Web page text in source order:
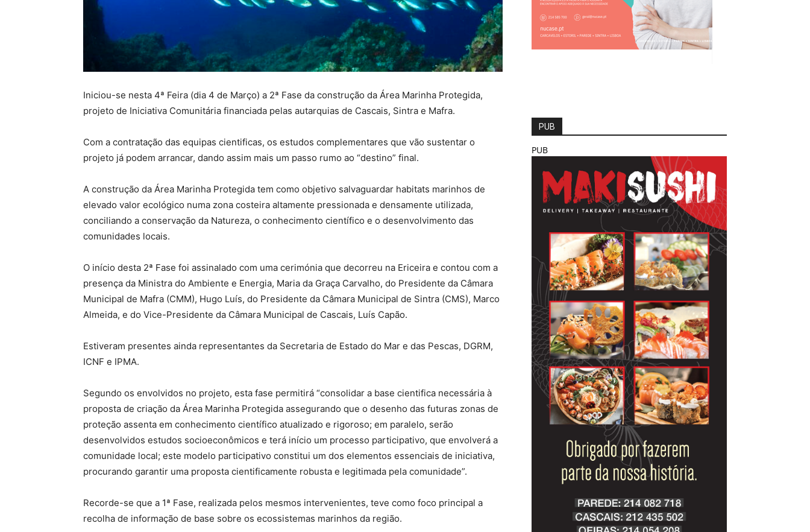
Iniciou-se nesta 4ª Feira (dia 4 de Março) a 2ª Fase da construção da Área Marinha Protegida,
projeto de Iniciativa Comunitária financiada pelas autarquias de Cascais, Sintra e Mafra.
Com a contratação das equipas cientificas, os estudos complementares que vão sustentar o
projeto já podem arrancar, dando assim mais um passo rumo ao “destino” final.
A construção da Área Marinha Protegida tem como objetivo salvaguardar habitats marinhos de
elevado valor ecológico numa zona costeira altamente pressionada e densamente utilizada,
conciliando a conservação da Natureza, o conhecimento científico e o desenvolvimento das
comunidades locais.
O início desta 2ª Fase foi assinalado com uma cerimónia que decorreu na Ericeira e contou com a
presença da Ministra do Ambiente e Energia, Maria da Graça Carvalho, do Presidente da Câmara
Municipal de Mafra (CMM), Hugo Luís, do Presidente da Câmara Municipal de Sintra (CMS), Marco
Almeida, e do Vice-Presidente da Câmara Municipal de Cascais, Luís Capão.
Estiveram presentes ainda representantes da Secretaria de Estado do Mar e das Pescas, DGRM,
ICNF e IPMA.
Segundo os envolvidos no projeto, esta fase permitirá “consolidar a base cientifica necessária à
proposta de criação da Área Marinha Protegida assegurando que o desenho das futuras zonas de
proteção assenta em conhecimento científico atualizado e rigoroso; em paralelo, serão
desenvolvidos estudos socioeconômicos e terá início um processo participativo, que envolverá a
comunidade local; este modelo participativo constitui um dos elementos essenciais de iniciativa,
procurando garantir uma proposta cientificamente robusta e legitimada pela comunidade”.
Recorde-se que a 1ª Fase, realizada pelos mesmos intervenientes, teve como foco principal a
recolha de informação de base sobre os ecossistemas marinhos da região.
PUB
PUB